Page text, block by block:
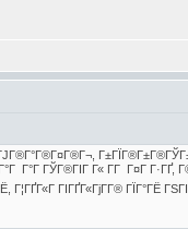
ГЈГ®Г°Г®Г¤Г®Г¬,
Г°Г ГЎГ®ГІГ Г« Г­Г Г¤Г Г·ГҐ,
ГІГҐГ«ГјГ­Г® ГЇГ°ГЁ